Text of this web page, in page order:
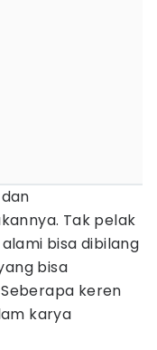
Tak pelak
bisa dibilang
bisa
keren
karya